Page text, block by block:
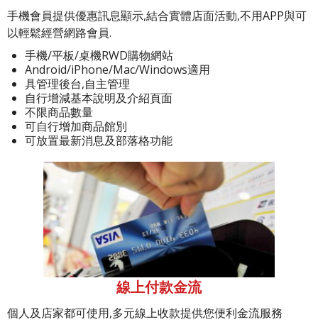
手機會員提供優惠訊息顯示,結合實體店面活動,不用APP與可
以輕鬆經營網路會員.
手機/平板/桌機RWD購物網站
Android/iPhone/Mac/Windows適用
具管理後台,自主管理
自行增減基本說明及介紹頁面
不限商品數量
可自行增加商品館別
可放置最新消息及部落格功能
線上付款金流
個人及店家都可使用,多元線上收款提供您便利金流服務